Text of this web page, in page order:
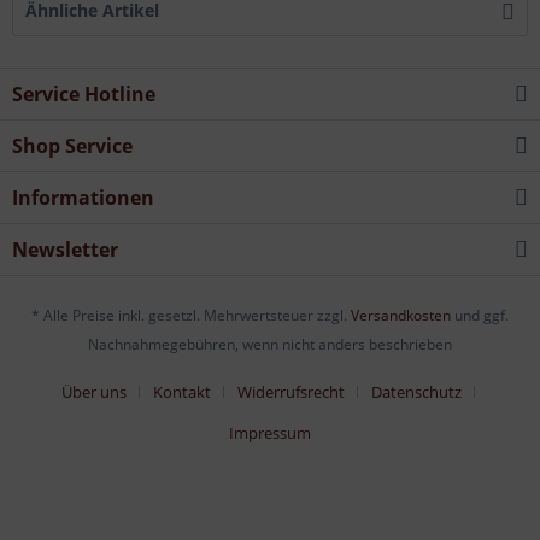
Ähnliche Artikel
Service Hotline
Shop Service
Informationen
Newsletter
* Alle Preise inkl. gesetzl. Mehrwertsteuer zzgl. Versandkosten und ggf.
Nachnahmegebühren, wenn nicht anders beschrieben
Über uns Kontakt Widerrufsrecht
Datenschutz
Impressum